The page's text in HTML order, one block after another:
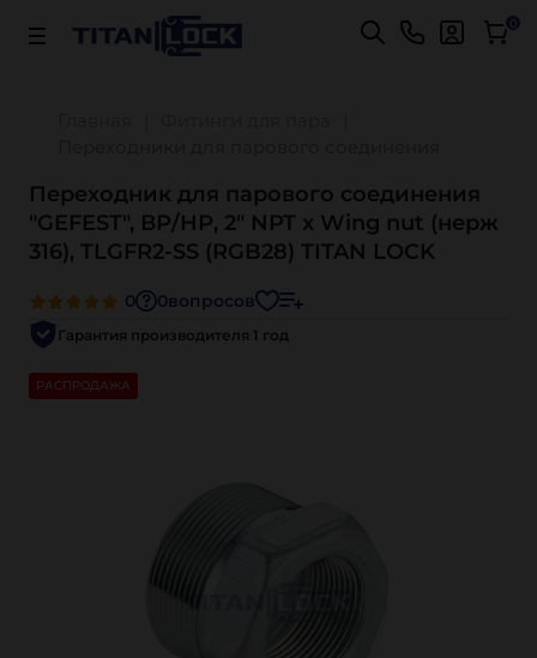
Важно! Для оплаты заказов Подробнее 0
Переходник для парового соединения
"GEFEST", ВР/НР, 2" NPT x Wing nut (нерж
316), TLGFR2-SS (RGB28) TITAN LOCK
0 0вопросов
Гарантия производителя 1 год
РАСПРОДАЖА